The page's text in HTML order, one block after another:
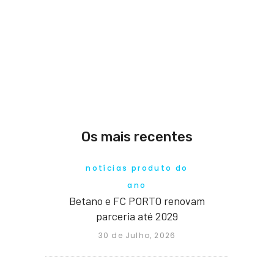
Os mais recentes
notícias produto do
ano
Betano e FC PORTO renovam
parceria até 2029
30 de Julho, 2026